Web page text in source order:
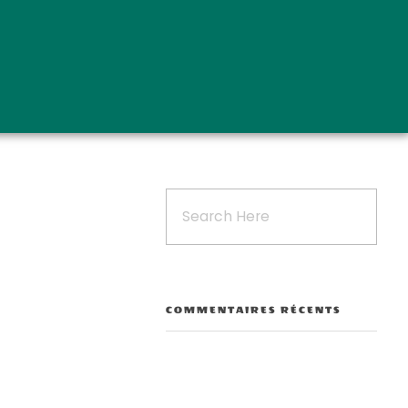
COMMENTAIRES RÉCENTS